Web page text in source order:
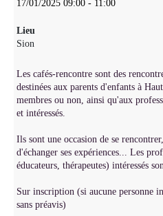
17/01/2025 09:00 - 11:00
Lieu
Sion
Les cafés-rencontre sont des
destinées aux parents d'enfants à
membres ou non, ainsi qu'aux
et intéressés.
Ils sont une occasion de se
d'échanger ses expériences... Les
éducateurs, thérapeutes) intéressés
Sur inscription (si aucune personne
sans préavis)